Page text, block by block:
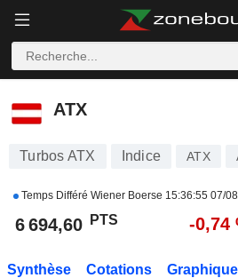
ATX
ATX
Turbos ATX Indice ATX
Temps Différé Wiener Boerse 15:36:55 07/
6 694,60 PTS -0,74
Synthèse Cotations